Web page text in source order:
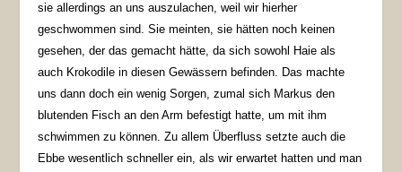
sie allerdings an uns auszulachen, weil wir hierher
geschwommen sind. Sie meinten, sie hätten noch keinen
gesehen, der das gemacht hätte, da sich sowohl Haie als
auch Krokodile in diesen Gewässern befinden. Das machte
uns dann doch ein wenig Sorgen, zumal sich Markus den
blutenden Fisch an den Arm befestigt hatte, um mit ihm
schwimmen zu können. Zu allem Überfluss setzte auch die
Ebbe wesentlich schneller ein, als wir erwartet hatten und man